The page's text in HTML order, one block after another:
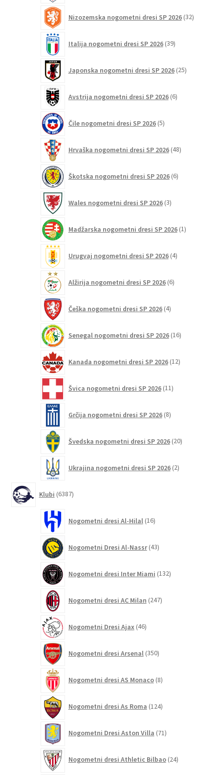
Nizozemska nogometni dresi SP 2026 32izdelkov
Italija nogometni dresi SP 2026 39izdelkov
Japonska nogometni dresi SP 2026 25izdelkov
Avstrija nogometni dresi SP 2026 6izdelkov
Čile nogometni dresi SP 2026 5izdelkov
Hrvaška nogometni dresi SP 2026 48izdelkov
Škotska nogometni dresi SP 2026 6izdelkov
Wales nogometni dresi SP 2026 3izdelki
Madžarska nogometni dresi SP 2026 1izdelek
Urugvaj nogometni dresi SP 2026 4izdelki
Alžirija nogometni dresi SP 2026 6izdelkov
Češka nogometni dresi SP 2026 4izdelki
Senegal nogometni dresi SP 2026 16izdelkov
Kanada nogometni dresi SP 2026 12izdelkov
Švica nogometni dresi SP 2026 11izdelkov
Grčija nogometni dresi SP 2026 8izdelkov
Švedska nogometni dresi SP 2026 20izdelkov
Ukrajina nogometni dresi SP 2026 2izdelka
Klubi 6387izdelkov
Nogometni dresi Al-Hilal 16izdelkov
Nogometni Dresi Al-Nassr 43izdelkov
Nogometni dresi Inter Miami 132izdelkov
Nogometni dresi AC Milan 247izdelkov
Nogometni Dresi Ajax 46izdelkov
Nogometni dresi Arsenal 350izdelkov
Nogometni dresi AS Monaco 8izdelkov
Nogometni dresi As Roma 124izdelkov
Nogometni Dresi Aston Villa 71izdelkov
Nogometni dresi Athletic Bilbao 24izdelkov